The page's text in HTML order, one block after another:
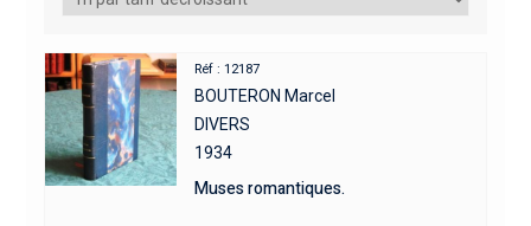
Réf : 12187
BOUTERON Marcel
DIVERS
1934
Muses romantiques.